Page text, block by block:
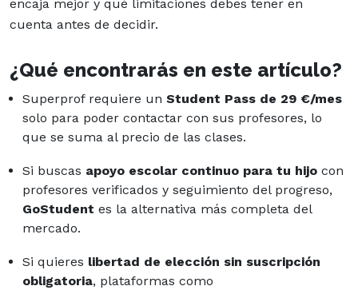
encaja mejor y qué limitaciones debes tener en
cuenta antes de decidir.
¿Qué encontrarás en este artículo?
Superprof requiere un Student Pass de 29 €/mes
solo para poder contactar con sus profesores, lo
que se suma al precio de las clases.
Si buscas apoyo escolar continuo para tu hijo con
profesores verificados y seguimiento del progreso,
GoStudent es la alternativa más completa del
mercado.
Si quieres libertad de elección sin suscripción
obligatoria, plataformas como